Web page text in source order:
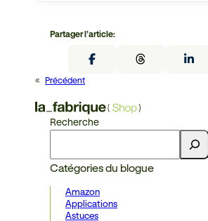
Partager l’article:
« Précédent
Recherche
Catégories du blogue
Amazon
Applications
Astuces